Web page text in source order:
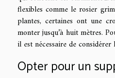
flexibles comme le rosier
plantes, certaines ont une
monter jusqu’à huit mètres.
il est nécessaire de
Opter pour un